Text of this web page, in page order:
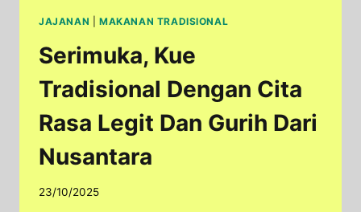
JAJANAN MAKANAN TRADISIONAL
Serimuka, Kue
Tradisional Dengan Cita
Rasa Legit Dan Gurih Dari
Nusantara
23/10/2025